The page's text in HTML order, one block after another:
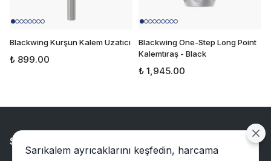
Blackwing Kurşun Kalem Uzatıcı
₺ 899.00
Blackwing One-Step Long Point
Kalemtıraş - Black
₺ 1,945.00
Sarıkalem
Sarıkalem ayrıcaklarını keşfedin, harcama